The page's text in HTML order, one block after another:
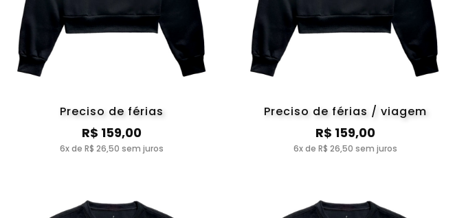
Preciso de férias
R$ 159,00
6x de R$ 26,50 sem juros
Preciso de férias / viagem
R$ 159,00
6x de R$ 26,50 sem juros